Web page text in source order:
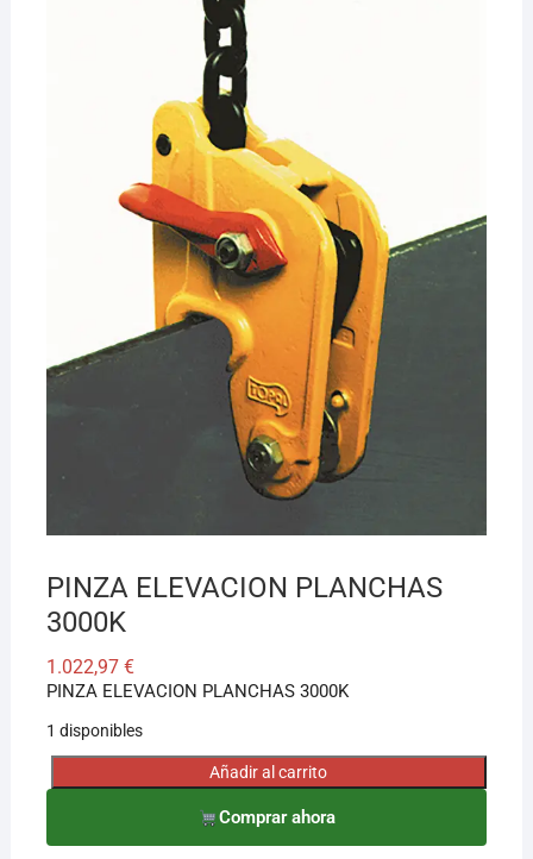
PINZA ELEVACION PLANCHAS
3000K
1.022,97 €
PINZA ELEVACION PLANCHAS 3000K
1 disponibles
PINZA
PLANCHAS
Añadir al carrito
Comprar ahora
¡Hola! Soy el asesor virtual de Ferretería El Arroyo.
Cuéntame qué necesitas y te ayudo a encontrarlo,
aunque no sepas el nombre exacto